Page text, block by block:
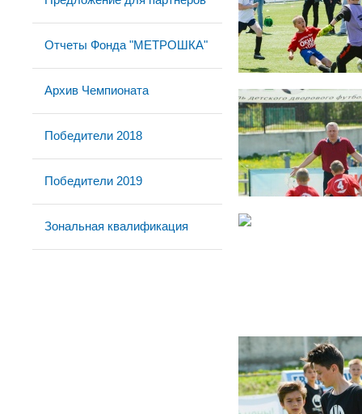
Отчеты Фонда "МЕТРОШКА"
Архив Чемпионата
Победители 2018
Победители 2019
Зональная квалификация